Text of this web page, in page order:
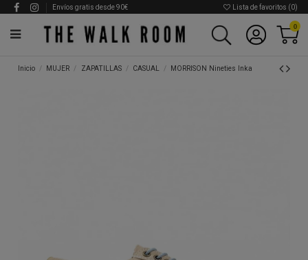
Envíos gratis desde 90€ Lista de favoritos (0)
0
Inicio MUJER ZAPATILLAS CASUAL MORRISON Nineties Inka